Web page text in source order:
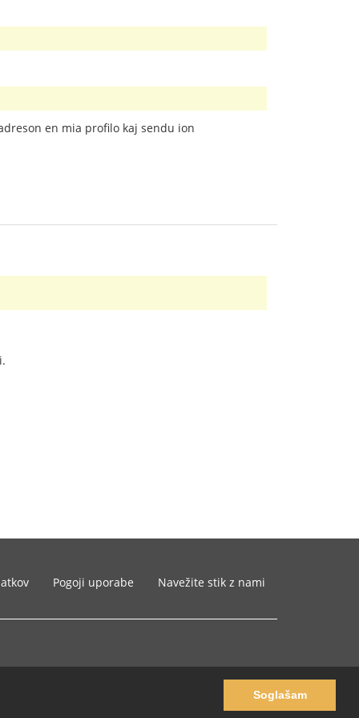
Soglašam
en mia profilo kaj sendu ion
Pogoji uporabe Navežite stik z nami